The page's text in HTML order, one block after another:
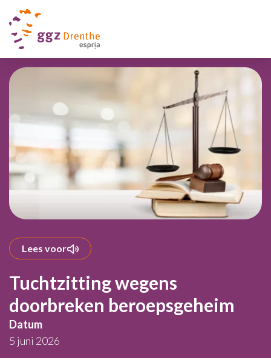
Lees voor
Tuchtzitting wegens
doorbreken beroepsgeheim
Datum
5 juni 2026